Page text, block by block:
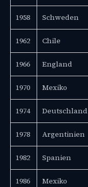
1958 Schweden
1962 Chile
1966 England
1970 Mexiko
1974 Deutschland
1978 Argentinien
1982 Spanien
1986 Mexiko